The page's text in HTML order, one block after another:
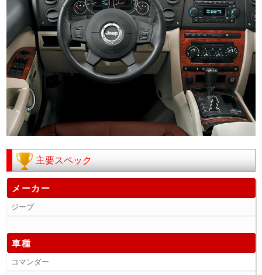
主要スペック
メーカー
ジープ
車種
コマンダー